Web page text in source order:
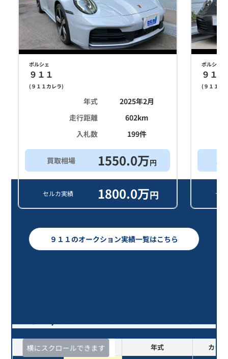
ポルシェ
９１１
( ９１１カレラ)
年式
2025年2月
走行距離
602km
入札数
199件
買取相場 1550.0万円
セルカ実績 1800.0万円
ポルシェ
９１１
( ９１１カ
セ
９１１のオークション実績一覧はこちら
横にスクロールできます
査定時期 セルカ実績 年式 カラー